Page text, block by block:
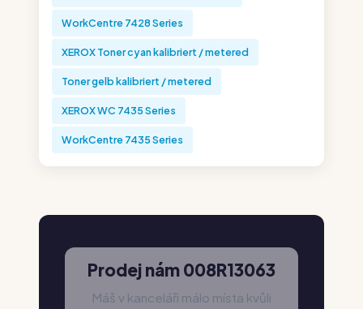
WorkCentre 7428 Series
XEROX Toner cyan kalibriert / metered
Toner gelb kalibriert / metered
XEROX WC 7435 Series
WorkCentre 7435 Series
Prodej nám 008R13063
Máš v kanceláři málo místa kvůli